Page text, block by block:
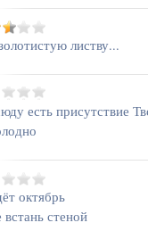
листву...
есть присутствие
октябрь
стеной